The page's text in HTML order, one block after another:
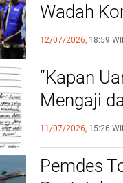
Wadah
dan PT
12/07/2026, 18:59
“Kapan
Mengaji
Kepastian
11/07/2026, 15:26
Pemdes